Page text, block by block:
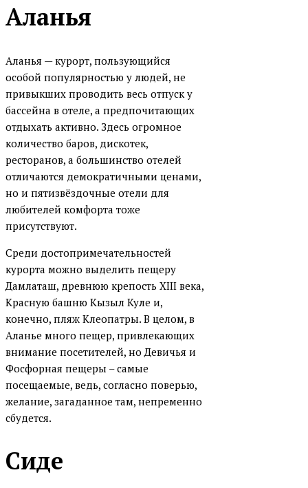
Аланья
Аланья — курорт, пользующийся
особой популярностью у людей, не
привыкших проводить весь отпуск у
бассейна в отеле, а предпочитающих
отдыхать активно. Здесь огромное
количество баров, дискотек,
ресторанов, а большинство отелей
отличаются демократичными ценами,
но и пятизвёздочные отели для
любителей комфорта тоже
присутствуют.
Среди достопримечательностей
курорта можно выделить пещеру
Дамлаташ, древнюю крепость XIII века,
Красную башню Кызыл Куле и,
конечно, пляж Клеопатры. В целом, в
Аланье много пещер, привлекающих
внимание посетителей, но Девичья и
Фосфорная пещеры – самые
посещаемые, ведь, согласно поверью,
желание, загаданное там, непременно
сбудется.
Сиде